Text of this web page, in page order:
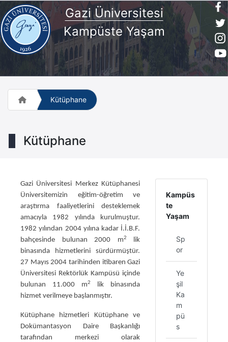
Gazi Üniversitesi
Kampüste Yaşam
Kütüphane
Kütüphane
Gazi Üniversitesi Merkez Kütüphanesi
Üniversitemizin eğitim-öğretim ve
araştırma faaliyetlerini desteklemek
amacıyla 1982 yılında kurulmuştur.
1982 yılından 2004 yılına kadar İ.İ.B.F.
bahçesinde bulunan 2000 m2
lik
binasında hizmetlerini sürdürmüştür.
27 Mayıs 2004 tarihinden itibaren Gazi
Üniversitesi Rektörlük Kampüsü içinde
bulunan 11.000 m2
lik binasında
hizmet verilmeye başlanmıştır.
Kütüphane hizmetleri Kütüphane ve
Dokümantasyon Daire Başkanlığı
tarafından merkezi olarak
Kampüs
te
Yaşam
Sp
or
Ye
şil
Ka
m
pü
s